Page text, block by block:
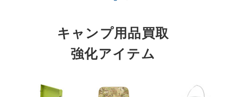
キャンプ用品買取
強化アイテム